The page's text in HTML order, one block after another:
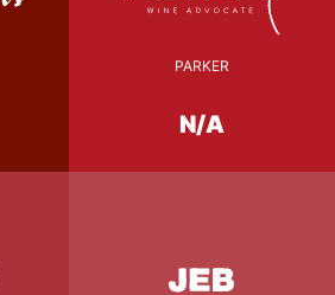
PARKER
N/A